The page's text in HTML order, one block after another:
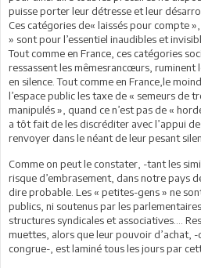
puisse porter leur détresse et leur
Ces catégories de« laissés pour compte
» sont pour l’essentiel inaudibles et
Tout comme en France, ces catégories
ressassent les mêmesrancœurs,
en silence. Tout comme en France,le
l’espace public les taxe de « semeurs de
manipulés », quand ce n’est pas de «
a tôt fait de les discréditer avec l’appui
renvoyer dans le néant de leur pesant
Comme on peut le constater, -tant les
risque d’embrasement, dans notre pays
dire probable. Les « petites-gens » ne
publics, ni soutenus par les
structures syndicales et associatives….
muettes, alors que leur pouvoir d’achat,
congrue-, est laminé tous les jours par